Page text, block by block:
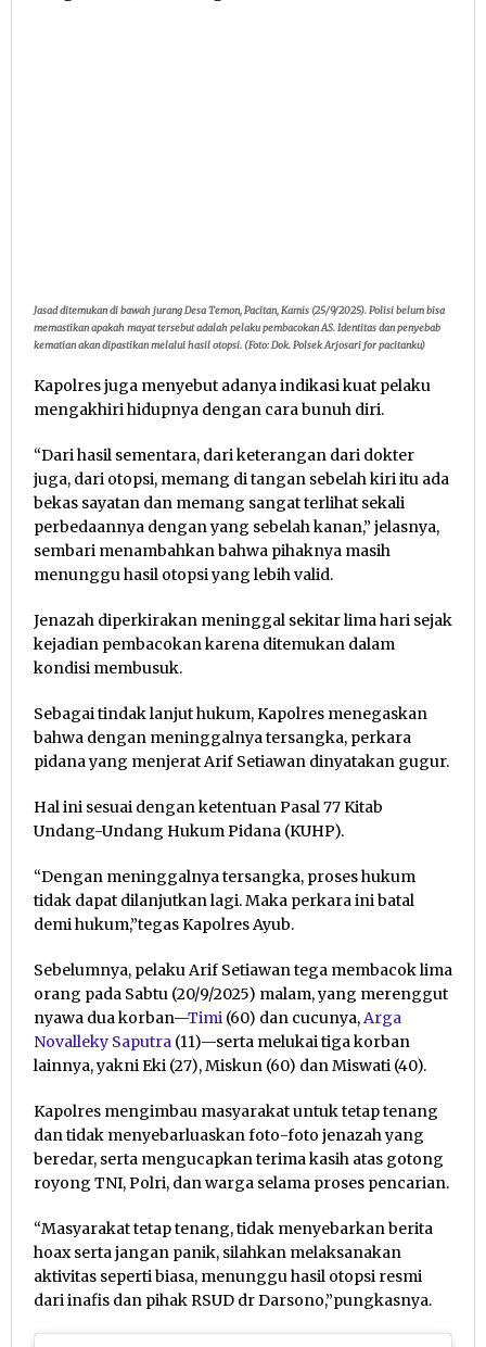
Jasad ditemukan di bawah jurang Desa Temon, Pacitan, Kamis (25/9/2025). Polisi belum bisa
memastikan apakah mayat tersebut adalah pelaku pembacokan AS. Identitas dan penyebab
kematian akan dipastikan melalui hasil otopsi. (Foto: Dok. Polsek Arjosari for pacitanku)
Kapolres juga menyebut adanya indikasi kuat pelaku
mengakhiri hidupnya dengan cara bunuh diri.
“Dari hasil sementara, dari keterangan dari dokter
juga, dari otopsi, memang di tangan sebelah kiri itu ada
bekas sayatan dan memang sangat terlihat sekali
perbedaannya dengan yang sebelah kanan,” jelasnya,
sembari menambahkan bahwa pihaknya masih
menunggu hasil otopsi yang lebih valid.
Jenazah diperkirakan meninggal sekitar lima hari sejak
kejadian pembacokan karena ditemukan dalam
kondisi membusuk.
Sebagai tindak lanjut hukum, Kapolres menegaskan
bahwa dengan meninggalnya tersangka, perkara
pidana yang menjerat Arif Setiawan dinyatakan gugur.
Hal ini sesuai dengan ketentuan Pasal 77 Kitab
Undang-Undang Hukum Pidana (KUHP).
“Dengan meninggalnya tersangka, proses hukum
tidak dapat dilanjutkan lagi. Maka perkara ini batal
demi hukum,”tegas Kapolres Ayub.
Sebelumnya, pelaku Arif Setiawan tega membacok lima
orang pada Sabtu (20/9/2025) malam, yang merenggut
nyawa dua korban—Timi (60) dan cucunya,Arga
Novalleky Saputra (11)—serta melukai tiga korban
lainnya, yakni Eki (27), Miskun (60) dan Miswati (40).
Kapolres mengimbau masyarakat untuk tetap tenang
dan tidak menyebarluaskan foto-foto jenazah yang
beredar, serta mengucapkan terima kasih atas gotong
royong TNI, Polri, dan warga selama proses pencarian.
“Masyarakat tetap tenang, tidak menyebarkan berita
hoax serta jangan panik, silahkan melaksanakan
aktivitas seperti biasa, menunggu hasil otopsi resmi
dari inafis dan pihak RSUD dr Darsono,”pungkasnya.